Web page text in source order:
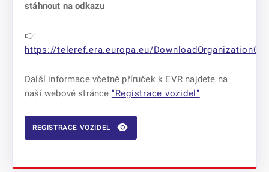
stáhnout na odkazu
👉
https://teleref.era.europa.eu/
Další informace včetně příruček k EVR najdete na
naší webové stránce "Registrace vozidel"
REGISTRACE VOZIDEL